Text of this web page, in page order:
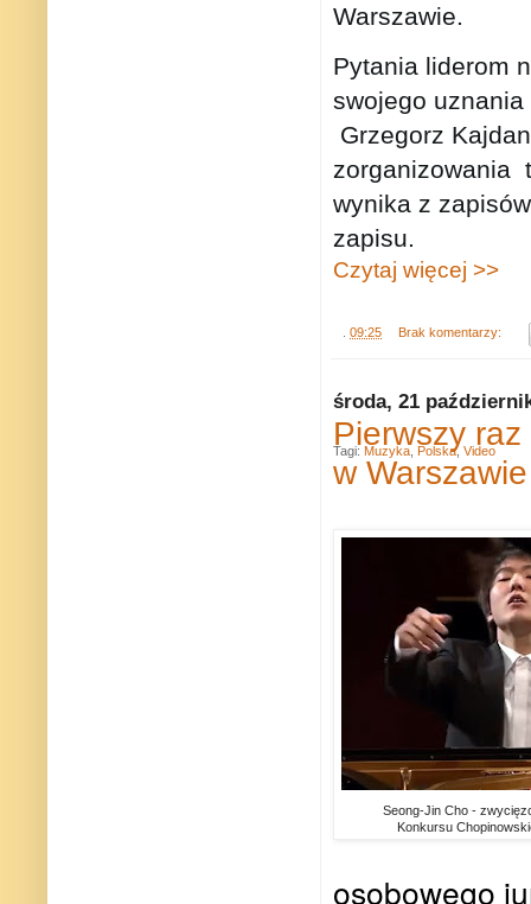
Warszawie.
Pytania liderom
swojego uznania
Grzegorz
zorganizowania
wynika z
zapisu.
Czytaj więcej >>
09:25 Brak komentarzy:
środa, 21
Pierwszy
w Warszawie
Seong-Jin Cho -
Konkursu
osobowego
Tagi: Muzyka Polska, Video